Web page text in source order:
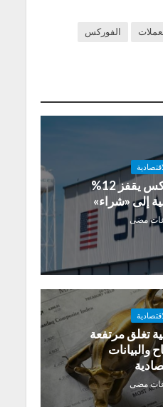
الفوركس
سهم سبيس إكس يقفز 12%
إلى «شراء»
تغلق مرتفعة
والبيانات